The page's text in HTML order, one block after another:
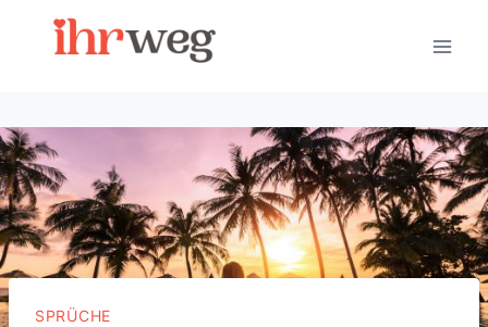
SPRÜCHE